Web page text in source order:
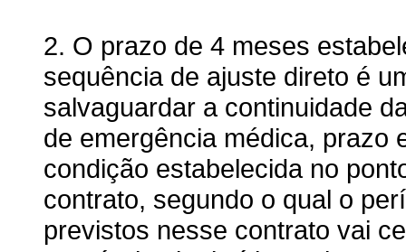
2. O prazo de 4 meses
sequência de ajuste direto é
salvaguardar a continuidade
de emergência médica, prazo
condição estabelecida no
contrato, segundo o qual o
previstos nesse contrato vai